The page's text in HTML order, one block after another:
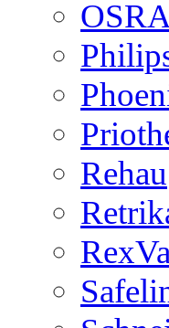
Rehau
RexVa